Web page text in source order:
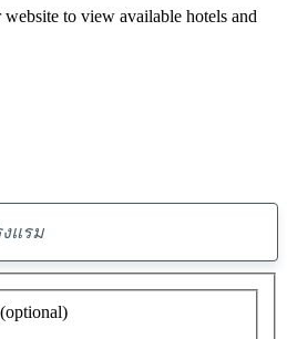
to view available hotels and
พบ
ข้อ
เสนอ
0
(optional)